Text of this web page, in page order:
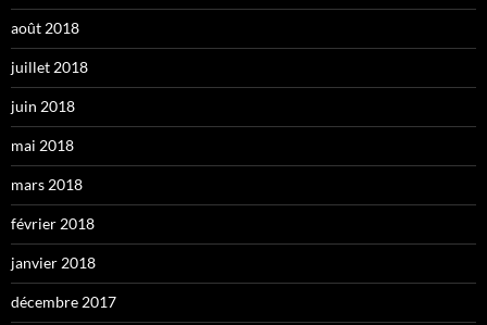
août 2018
juillet 2018
juin 2018
mai 2018
mars 2018
février 2018
janvier 2018
décembre 2017